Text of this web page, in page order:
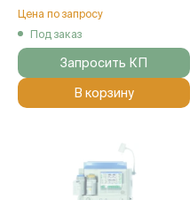
Цена по запросу
Под заказ
Запросить КП
В корзину